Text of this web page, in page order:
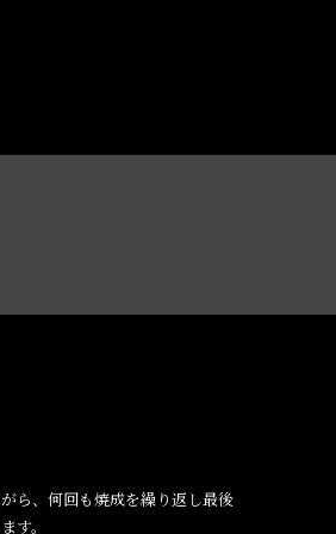
ら、何回も焼成を繰り返し最後
す。